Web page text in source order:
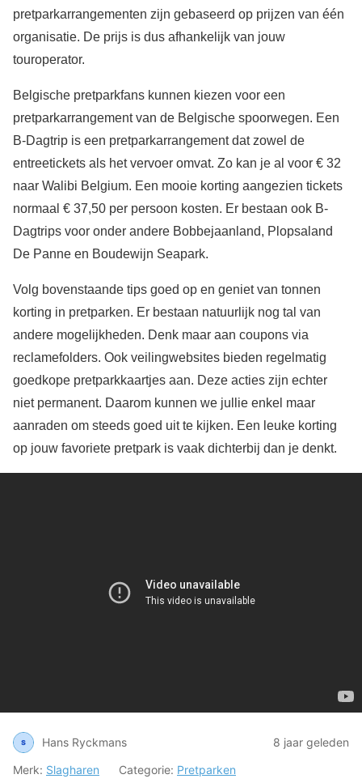
pretparkarrangementen zijn gebaseerd op prijzen van één
organisatie. De prijs is dus afhankelijk van jouw
touroperator.
Belgische pretparkfans kunnen kiezen voor een
pretparkarrangement van de Belgische spoorwegen. Een
B-Dagtrip is een pretparkarrangement dat zowel de
entreetickets als het vervoer omvat. Zo kan je al voor € 32
naar Walibi Belgium. Een mooie korting aangezien tickets
normaal € 37,50 per persoon kosten. Er bestaan ook B-
Dagtrips voor onder andere Bobbejaanland, Plopsaland
De Panne en Boudewijn Seapark.
Volg bovenstaande tips goed op en geniet van tonnen
korting in pretparken. Er bestaan natuurlijk nog tal van
andere mogelijkheden. Denk maar aan coupons via
reclamefolders. Ook veilingwebsites bieden regelmatig
goedkope pretparkkaartjes aan. Deze acties zijn echter
niet permanent. Daarom kunnen we jullie enkel maar
aanraden om steeds goed uit te kijken. Een leuke korting
op jouw favoriete pretpark is vaak dichterbij dan je denkt.
Hans Ryckmans
8 jaar geleden
Merk: Slagharen Categorie: Pretparken